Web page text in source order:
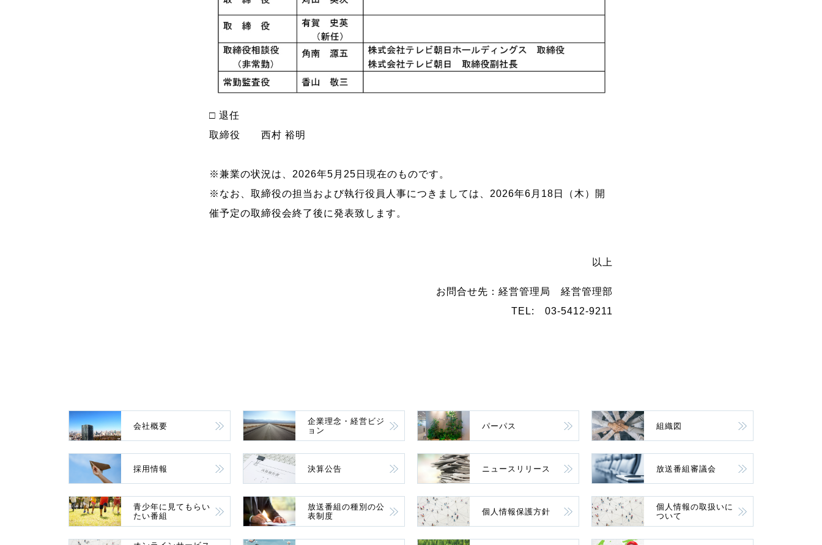
□ 退任
取締役 西村 裕明
※兼業の状況は、2026年5月25日現在のものです。
※なお、取締役の担当および執行役員人事につきましては、2026年6月18日（木）開
催予定の取締役会終了後に発表致します。
以上
お問合せ先：経営管理局 経営管理部
TEL: 03-5412-9211
会社概要
企業理念・経営ビジ
ョン
パーパス 組織図
採用情報 決算公告 ニュースリリース 放送番組審議会
青少年に見てもらい
たい番組
放送番組の種別の公
表制度
個人情報保護方針
個人情報の取扱いに
ついて